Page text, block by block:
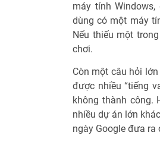
máy tính
dùng có một máy
Nếu thiếu một
chơi.
Còn một câu hỏi
được nhiều “tiếng
không thành công.
nhiều dự án lớn
ngày Google đưa ra